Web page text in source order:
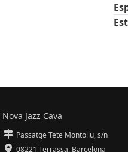
Nova Jazz Cava
Passatge Tete Montoliu, s/n
08221 Terrassa, Barcelona